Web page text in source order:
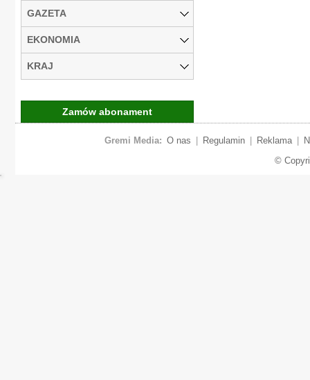
GAZETA
EKONOMIA
KRAJ
Zamów abonament
Gremi Media: O nas Regulamin Reklama
©